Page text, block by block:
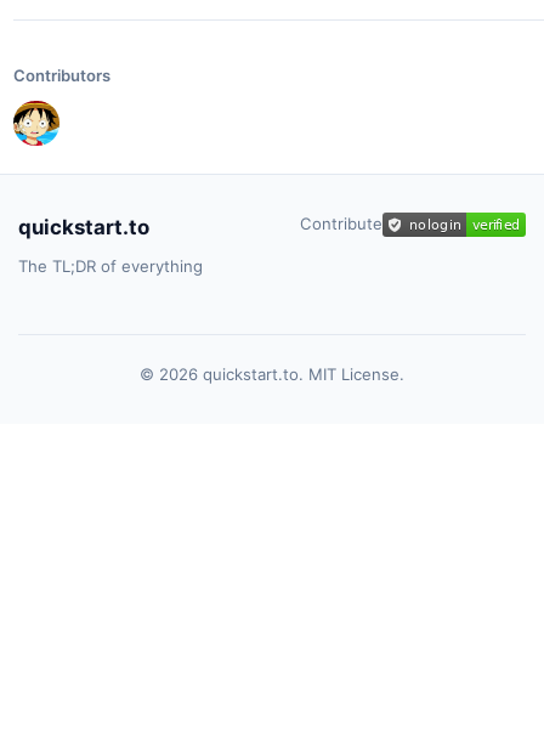
Contributors
quickstart.to
The TL;DR of everything
Contribute
© 2026 quickstart.to. MIT License.